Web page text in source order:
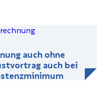
auch ohne
auch bei